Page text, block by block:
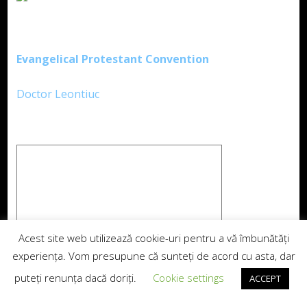
Evangelical Protestant Convention
Doctor Leontiuc
Acest site web utilizează cookie-uri pentru a vă îmbunătăți
experiența. Vom presupune că sunteți de acord cu asta, dar
puteți renunța dacă doriți.
Cookie settings ACCEPT